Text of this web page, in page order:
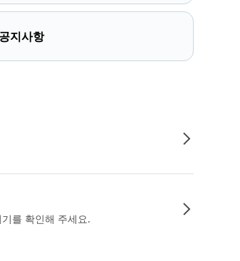
지사항
를 확인해 주세요.